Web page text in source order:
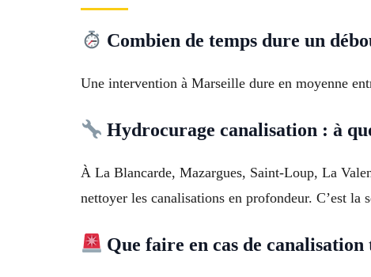
Combien de temps dure un
Une intervention à Marseille dure en moyenne
Hydrocurage canalisation : à
À La Blancarde, Mazargues, Saint-Loup, La
nettoyer les canalisations en profondeur. C’est la
Que faire en cas de canalisation